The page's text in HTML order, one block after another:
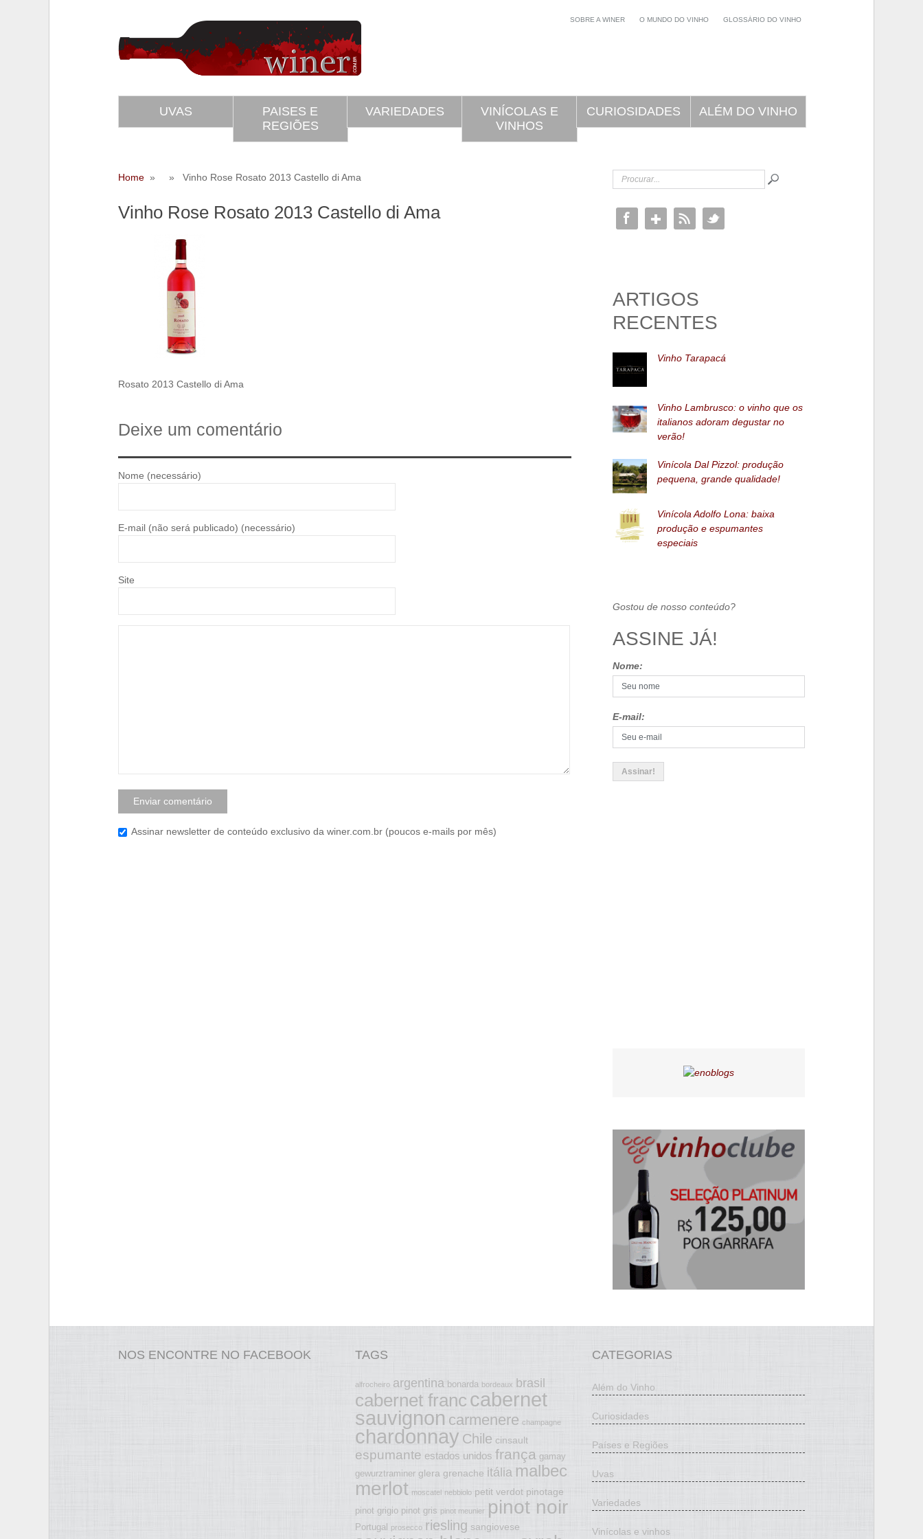
SOBRE A WINER O MUNDO DO VINHO GLOSSÁRIO DO VINHO
UVAS
PAISES E
REGIÕES
VARIEDADES
VINÍCOLAS E
VINHOS
CURIOSIDADES ALÉM DO VINHO
Home » » Vinho Rose Rosato 2013 Castello di Ama
Vinho Rose Rosato 2013 Castello di Ama
Rosato 2013 Castello di Ama
Deixe um comentário
Nome (necessário)
E-mail (não será publicado) (necessário)
Site
Assinar newsletter de conteúdo exclusivo da winer.com.br (poucos e-mails por mês)
ARTIGOS
RECENTES
Vinho Tarapacá
Vinho Lambrusco: o vinho que os
italianos adoram degustar no
verão!
Vinícola Dal Pizzol: produção
pequena, grande qualidade!
Vinícola Adolfo Lona: baixa
produção e espumantes
especiais
Gostou de nosso conteúdo?
ASSINE JÁ!
Nome:
E-mail:
NOS ENCONTRE NO FACEBOOK TAGS
alfrocheiro argentina bonarda bordeaux brasil
cabernet franc cabernet
sauvignon carmenere champagne
chardonnay Chile cinsault
espumante estados unidos frança gamay
gewurztraminer glera grenache itália malbec
merlot moscatel nebbiolo petit verdot pinotage
pinot grigio pinot gris pinot meunier pinot noir
Portugal prosecco riesling sangiovese
CATEGORIAS
Além do Vinho
Curiosidades
Países e Regiões
Uvas
Variedades
Vinícolas e vinhos